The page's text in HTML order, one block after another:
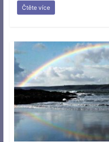
Čtěte více